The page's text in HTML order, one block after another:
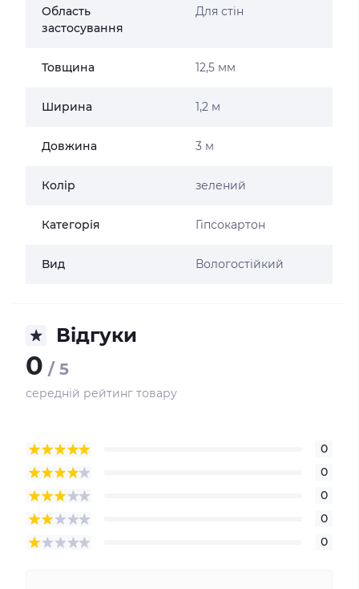
Область
застосування
Для стін
Товщина 12,5 мм
Ширина 1,2 м
Довжина 3 м
Колір зелений
Категорія Гіпсокартон
Вид Вологостійкий
Відгуки
0 / 5
середній рейтинг товару
0
0
0
0
0